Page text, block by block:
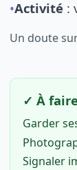
•Activité :
Un doute
✓ À faire
Garder
Signaler